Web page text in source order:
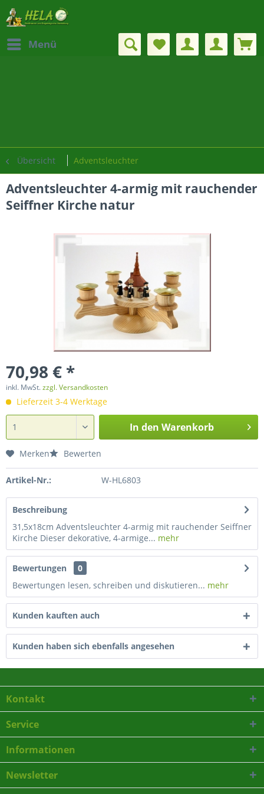
Menü
Übersicht Adventsleuchter
Adventsleuchter 4-armig mit rauchender
Seiffner Kirche natur
70,98 € *
inkl. MwSt.zzgl. Versandkosten
Lieferzeit 3-4 Werktage
In den Warenkorb
Merken Bewerten
Artikel-Nr.: W-HL6803
Beschreibung
31,5x18cm Adventsleuchter 4-armig mit rauchender Seiffner
Kirche Dieser dekorative, 4-armige... mehr
Bewertungen
0
Bewertungen lesen, schreiben und diskutieren... mehr
Kunden kauften auch
Kunden haben sich ebenfalls angesehen
Kontakt
Service
Informationen
Newsletter